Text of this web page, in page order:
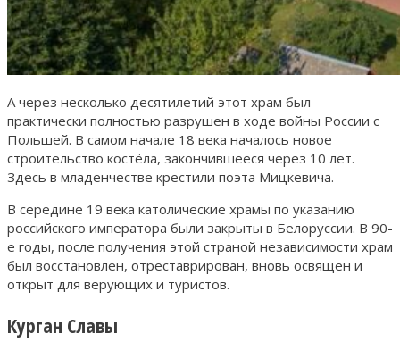
А через несколько десятилетий этот храм был
практически полностью разрушен в ходе войны России с
Польшей. В самом начале 18 века началось новое
строительство костёла, закончившееся через 10 лет.
Здесь в младенчестве крестили поэта Мицкевича.
В середине 19 века католические храмы по указанию
российского императора были закрыты в Белоруссии. В 90-
е годы, после получения этой страной независимости храм
был восстановлен, отреставрирован, вновь освящен и
открыт для верующих и туристов.
Курган Славы